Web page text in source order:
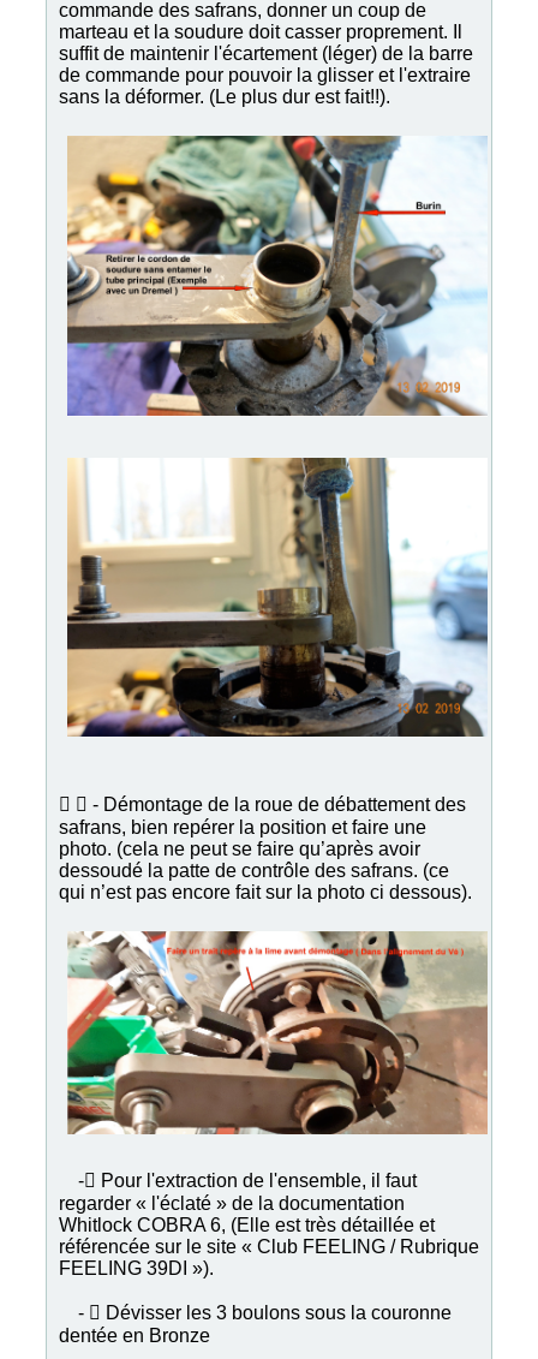
commande des safrans, donner un coup de
marteau et la soudure doit casser proprement. Il
suffit de maintenir l'écartement (léger) de la barre
de commande pour pouvoir la glisser et l'extraire
sans la déformer. (Le plus dur est fait!!).
  - Démontage de la roue de débattement des
safrans, bien repérer la position et faire une
photo. (cela ne peut se faire qu’après avoir
dessoudé la patte de contrôle des safrans. (ce
qui n’est pas encore fait sur la photo ci dessous).
- Pour l'extraction de l'ensemble, il faut
regarder « l'éclaté » de la documentation
Whitlock COBRA 6, (Elle est très détaillée et
référencée sur le site « Club FEELING / Rubrique
FEELING 39DI »).
-  Dévisser les 3 boulons sous la couronne
dentée en Bronze